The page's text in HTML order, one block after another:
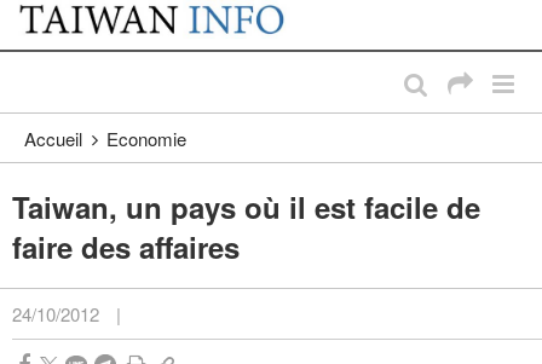
Passer au contenu principal
:::
Accueil Economie
Taiwan, un pays où il est facile de
faire des affaires
24/10/2012 |